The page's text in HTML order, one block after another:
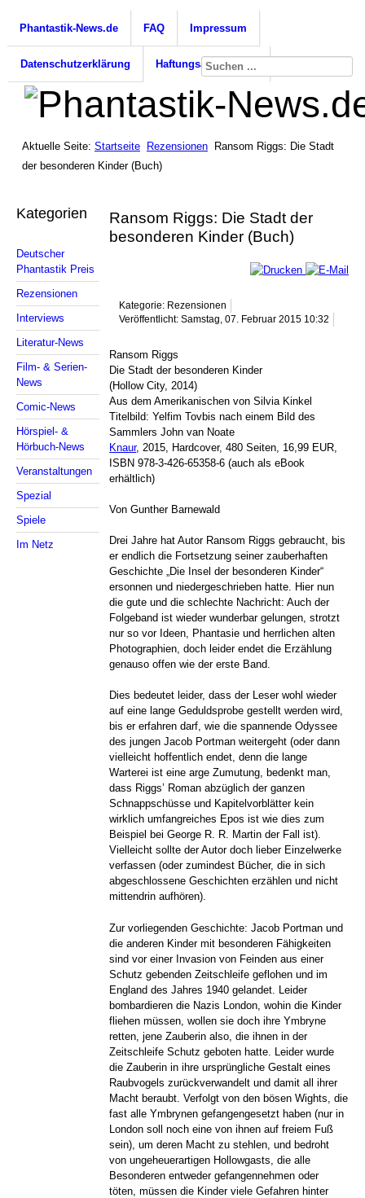
Phantastik-News.de FAQ Impressum
Datenschutzerklärung Haftungsausschluss
Aktuelle Seite: Startseite Rezensionen
Ransom Riggs: Die Stadt
der besonderen Kinder (Buch)
Kategorien
Deutscher
Phantastik Preis
Rezensionen
Interviews
Literatur-News
Film- & Serien-
News
Comic-News
Hörspiel- &
Hörbuch-News
Veranstaltungen
Spezial
Spiele
Im Netz
Ransom Riggs: Die Stadt der
besonderen Kinder (Buch)
Kategorie: Rezensionen
Veröffentlicht: Samstag, 07. Februar 2015 10:32
Ransom Riggs
Die Stadt der besonderen Kinder
(Hollow City, 2014)
Aus dem Amerikanischen von Silvia Kinkel
Titelbild: Yelfim Tovbis nach einem Bild des
Sammlers John van Noate
Knaur, 2015, Hardcover, 480 Seiten, 16,99 EUR,
ISBN 978-3-426-65358-6 (auch als eBook
erhältlich)
Von Gunther Barnewald
Drei Jahre hat Autor Ransom Riggs gebraucht, bis
er endlich die Fortsetzung seiner zauberhaften
Geschichte „Die Insel der besonderen Kinder“
ersonnen und niedergeschrieben hatte. Hier nun
die gute und die schlechte Nachricht: Auch der
Folgeband ist wieder wunderbar gelungen, strotzt
nur so vor Ideen, Phantasie und herrlichen alten
Photographien, doch leider endet die Erzählung
genauso offen wie der erste Band.
Dies bedeutet leider, dass der Leser wohl wieder
auf eine lange Geduldsprobe gestellt werden wird,
bis er erfahren darf, wie die spannende Odyssee
des jungen Jacob Portman weitergeht (oder dann
vielleicht hoffentlich endet, denn die lange
Warterei ist eine arge Zumutung, bedenkt man,
dass Riggs’ Roman abzüglich der ganzen
Schnappschüsse und Kapitelvorblätter kein
wirklich umfangreiches Epos ist wie dies zum
Beispiel bei George R. R. Martin der Fall ist).
Vielleicht sollte der Autor doch lieber Einzelwerke
verfassen (oder zumindest Bücher, die in sich
abgeschlossene Geschichten erzählen und nicht
mittendrin aufhören).
Zur vorliegenden Geschichte: Jacob Portman und
die anderen Kinder mit besonderen Fähigkeiten
sind vor einer Invasion von Feinden aus einer
Schutz gebenden Zeitschleife geflohen und im
England des Jahres 1940 gelandet. Leider
bombardieren die Nazis London, wohin die Kinder
fliehen müssen, wollen sie doch ihre Ymbryne
retten, jene Zauberin also, die ihnen in der
Zeitschleife Schutz geboten hatte. Leider wurde
die Zauberin in ihre ursprüngliche Gestalt eines
Raubvogels zurückverwandelt und damit all ihrer
Macht beraubt. Verfolgt von den bösen Wights, die
fast alle Ymbrynen gefangengesetzt haben (nur in
London soll noch eine von ihnen auf freiem Fuß
sein), um deren Macht zu stehlen, und bedroht
von ungeheuerartigen Hollowgasts, die alle
Besonderen entweder gefangennehmen oder
töten, müssen die Kinder viele Gefahren hinter